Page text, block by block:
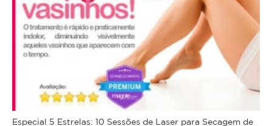
Especial 5 Estrelas: 10 Sessões de Laser para Secagem de